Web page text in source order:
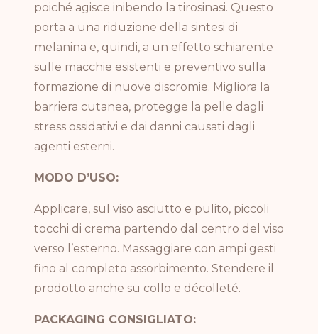
poiché agisce inibendo la tirosinasi. Questo
porta a una riduzione della sintesi di
melanina e, quindi, a un effetto schiarente
sulle macchie esistenti e preventivo sulla
formazione di nuove discromie. Migliora la
barriera cutanea, protegge la pelle dagli
stress ossidativi e dai danni causati dagli
agenti esterni.
MODO D’USO:
Applicare, sul viso asciutto e pulito, piccoli
tocchi di crema partendo dal centro del viso
verso l’esterno. Massaggiare con ampi gesti
fino al completo assorbimento. Stendere il
prodotto anche su collo e décolleté.
PACKAGING CONSIGLIATO: